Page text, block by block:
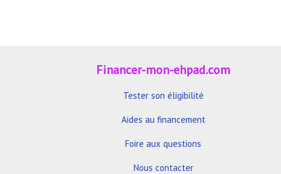
Financer-mon-ehpad.com
Tester son éligibilité
Aides au financement
Foire aux questions
Nous contacter